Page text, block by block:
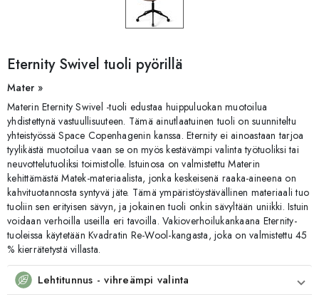
Eternity Swivel tuoli pyörillä
Mater »
Materin Eternity Swivel -tuoli edustaa huippuluokan muotoilua
yhdistettynä vastuullisuuteen. Tämä ainutlaatuinen tuoli on suunniteltu
yhteistyössä Space Copenhagenin kanssa. Eternity ei ainoastaan tarjoa
tyylikästä muotoilua vaan se on myös kestävämpi valinta työtuoliksi tai
neuvottelutuoliksi toimistolle. Istuinosa on valmistettu Materin
kehittämästä Matek-materiaalista, jonka keskeisenä raaka-aineena on
kahvituotannosta syntyvä jäte. Tämä ympäristöystävällinen materiaali tuo
tuoliin sen erityisen sävyn, ja jokainen tuoli onkin sävyltään uniikki. Istuin
voidaan verhoilla useilla eri tavoilla. Vakioverhoilukankaana Eternity-
tuoleissa käytetään Kvadratin Re-Wool-kangasta, joka on valmistettu 45
% kierrätetystä villasta.
Lehtitunnus - vihreämpi valinta